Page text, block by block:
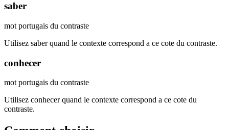
saber
mot portugais du contraste
Utilisez saber quand le contexte correspond a ce cote du contraste.
conhecer
mot portugais du contraste
Utilisez conhecer quand le contexte correspond a ce cote du
contraste.